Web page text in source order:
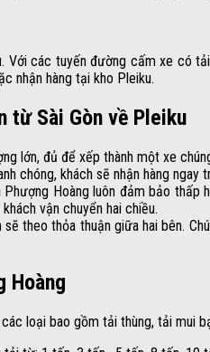
Với các tuyến đường cấm xe có
nhận hàng tại kho Pleiku.
từ Sài Gòn về Pleiku
lớn, đủ để xếp thành một xe
chóng, khách sẽ nhận hàng ngay
Hoàng luôn đảm bảo
vận chuyển hai chiều.
theo thỏa thuận giữa hai bên.
Hoàng
loại bao gồm tải thùng, tải mui